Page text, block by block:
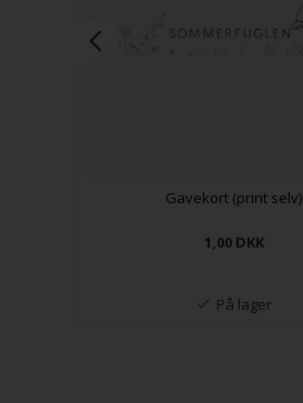
Gavekort (print selv)
1,00 DKK
På lager